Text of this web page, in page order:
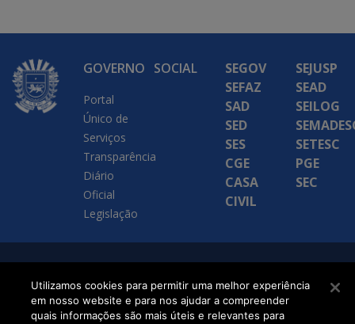
GOVERNO
Portal
Único de
Serviços
Transparência
Diário
Oficial
Legislação
SOCIAL
SEGOV
SEFAZ
SAD
SED
SES
CGE
CASA
CIVIL
SEJUSP
SEAD
SEILOG
SETESC
PGE
SEC
Executiva de
Transformação Digital
Utilizamos cookies para permitir uma melhor experiência
em nosso website e para nos ajudar a compreender
quais informações são mais úteis e relevantes para